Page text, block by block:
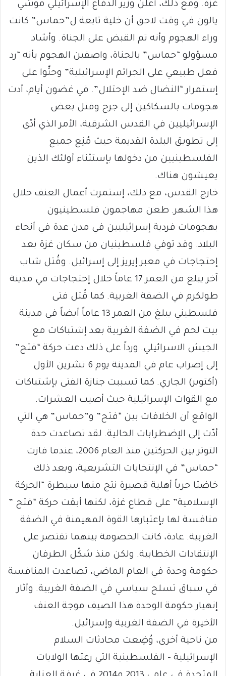
غزة. ومع ذلك، أعلن وزير الدفاع الإسرائيلي موشي
يالون في وقت لاحق أن خلية تابعة ل”حماس” كانت
وراء الهجوم وأنه تم القبض على الجناة. وأشاد
مسؤولو “حماس” بالجناة، واصفين الهجوم بأنه “رد
فعل طبيعي على الجرائم الإسرائيلية” وحثّوا على
إستمرار “النضال ضد الإحتلال”. في غضون أيام، أدت
هجومات بالسكاكين إلى جرح وقتل بعض
الإسرائيليين في القدس الشرقية، الأمر الذي أدّى
إلى تطويق البلدة القديمة حيث مُنِع جميع
الفلسطينيين من دخولها بإستثناء أولئك الذين
يعيشون هناك.
خارج القدس، مع ذلك، إستمرت أعمال العنف خلال
هذا الشهر. طعن مهاجمون فلسطينيون
بهجومات فردية إسرائيليين في مدن عدة في أنحاء
البلاد. وقد توفي فلسطينيان من سكان غزة بعد
إحتجاجات في معبر إيريز إلى إسرائيل. وقُتل شاب
آخر يبلغ من العمر 17 عاماً خلال إحتجاجات في مدينة
طولكرم في الضفة الغربية. كما قُتل فتى
فلسطيني يبلغ من العمر 13 عاماً أيضاً في مدينة
بيت لحم في الضفة الغربية بعد إشتباكات مع
الجيش الاسرائيلي. ورداً على ذلك دعت حركة “فتح”
إلى إضراب عام في المدينة يوم 6 تشرين الأول
(أكتوبر) الجاري. كما تسببت جنازة الفتى بإشتباكات
مع القوات الإسرائيلية حيث أصيب العشرات.
الواقع أن الخلافات بين “فتح” و”حماس” هي التي
أدّت إلى الإضطرابات الحالية. لقد تصاعدت حدة
التوتر بين الحركتين منذ العام 2006، عندما فازت
“حماس” في الإنتخابات التشريعية، وبعد ذلك
خاضتا حرباً أهلية قصيرة نتج منها سيطرة “الحركة
الإسلامية” على قطاع غزة، لكنها أبقت حركة “فتح ”
منافسة لها بإعتبارها القوة المهيمنة في الضفة
الغربية. عادة، كانت الخصومة بينهما تقتصر على
الإنتقادات الخطابية. ولكن منذ شكّل الطرفان
حكومة وحدة في العام الماضي، تصاعدت المنافسة
في سباق تسلح سياسي في الضفة الغربية. وأثار
إنهيار حكومة الوحدة هذا الصيف موجة العنف
الأخيرة في الضفة الغربية وإسرائيل.
من ناحية أخرى، وُضِعت محادثات السلام
الإسرائيلية – الفلسطينية التي رعتها الولايات